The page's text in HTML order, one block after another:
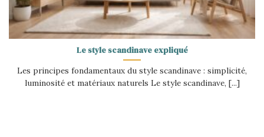
Le style scandinave expliqué
Les principes fondamentaux du style scandinave : simplicité,
luminosité et matériaux naturels Le style scandinave, [...]